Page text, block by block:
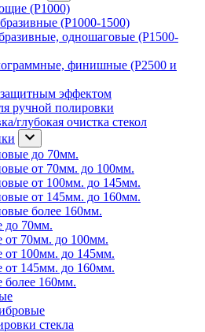
(P1000)
(P1000-1500)
одношаговые (P1500-
финишные (P2500 и
эффектом
ручной полировки
глубокая очистка стекол
до 70мм.
от 70мм. до 100мм.
от 100мм. до 145мм.
от 145мм. до 160мм.
более 160мм.
до 70мм.
от 70мм. до 100мм.
от 100мм. до 145мм.
от 145мм. до 160мм.
160мм.
стекла